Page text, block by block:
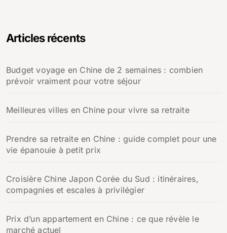
Articles récents
Budget voyage en Chine de 2 semaines : combien
prévoir vraiment pour votre séjour
Meilleures villes en Chine pour vivre sa retraite
Prendre sa retraite en Chine : guide complet pour une
vie épanouie à petit prix
Croisière Chine Japon Corée du Sud : itinéraires,
compagnies et escales à privilégier
Prix d’un appartement en Chine : ce que révèle le
marché actuel